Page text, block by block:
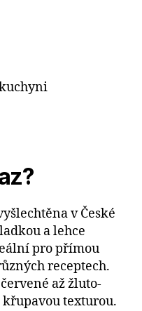
v České
a lehce
pro přímou
receptech.
až žluto-
texturou.